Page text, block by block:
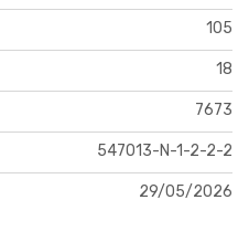
105
18
7673
547013-N-1-2-2-2
29/05/2026